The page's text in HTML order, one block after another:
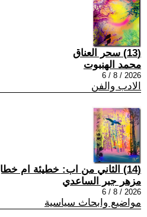
(13) سحر العناق
محمد الهنبوت
2026 / 8 / 6
الادب والفن
(14) الثاني من اب: خطيئة ام خطايا الدكتاتورية
مزهر جبر الساعدي
2026 / 8 / 6
مواضيع وابحاث سياسية